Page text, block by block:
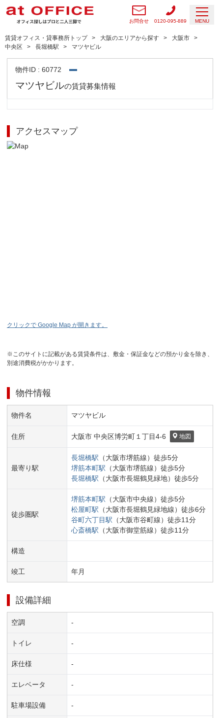
お問合せ 0120-095-889 MENU
賃貸オフィス・貸事務所トップ 大阪のエリアから探す
大阪市
中央区
長堀橋駅 マツヤビル
物件ID : 60772
マツヤビルの賃貸募集情報
アクセスマップ
クリックで Google Map が開きます。
※このサイトに記載がある賃貸条件は、敷金・保証金などの預かり金を除き、
別途消費税がかかります。
物件情報
物件名 マツヤビル
住所 大阪市 中央区博労町１丁目4-6 地図
最寄り駅
長堀橋駅 （大阪市堺筋線） 徒歩5分
堺筋本町駅 （大阪市堺筋線） 徒歩5分
長堀橋駅 （大阪市長堀鶴見緑地） 徒歩5分
徒歩圏駅
堺筋本町駅 （大阪市中央線） 徒歩5分
松屋町駅 （大阪市長堀鶴見緑地線） 徒歩6分
谷町六丁目駅 （大阪市谷町線） 徒歩11分
心斎橋駅 （大阪市御堂筋線） 徒歩11分
構造
竣工 年月
設備詳細
空調 -
トイレ -
床仕様 -
エレベータ -
駐車場設備 -